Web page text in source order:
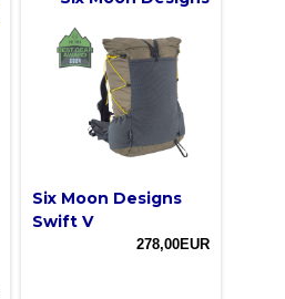
Six Moon Designs
Swift V
278,00EUR